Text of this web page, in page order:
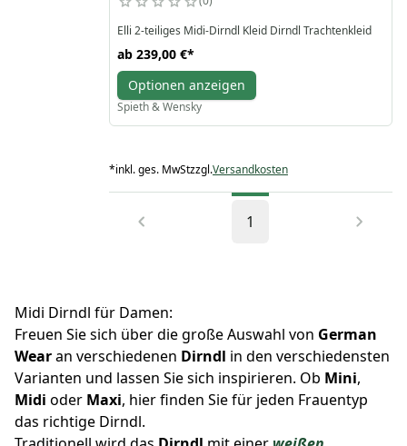
ein unvergessliches Outfit.
Elli 2-teiliges Midi-Dirndl Kleid Dirndl Trachtenkleid
ab 239,00 €*
Optionen anzeigen
Spieth & Wensky
*inkl. ges. MwStzzgl.Versandkosten
1
Midi Dirndl für Damen:
Freuen Sie sich über die große Auswahl von German
Wearan verschiedenen Dirndl in den verschiedensten
Varianten und lassen Sie sich inspirieren. Ob Mini,
Midi oder Maxi, hier finden Sie für jeden Frauentyp
das richtige Dirndl.